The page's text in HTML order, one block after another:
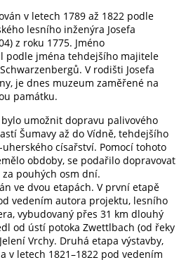
v letech 1789 až 1822 podle
lesního inženýra Josefa
z roku 1775. Jméno
podle jména tehdejšího majitele
V rodišti Josefa
je dnes muzeum zaměřené na
památku.
umožnit dopravu palivového
Šumavy až do Vídně, tehdejšího
císařství. Pomocí tohoto
obdoby, se podařilo dopravovat
pouhých osm dní.
ve dvou etapách. V první etapě
vedením autora projektu, lesního
vybudovaný přes 31 km dlouhý
od ústí potoka Zwettlbach (od řeky
Vrchy. Druhá etapa výstavby,
v letech 1821–1822 pod vedením